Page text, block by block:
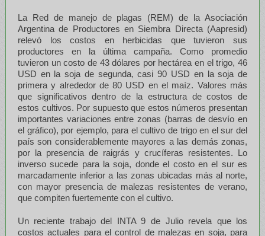
La Red de manejo de plagas (REM) de la Asociación
Argentina de Productores en Siembra Directa (Aapresid)
relevó los costos en herbicidas que tuvieron sus
productores en la última campaña. Como promedio
tuvieron un costo de 43 dólares por hectárea en el trigo, 46
USD en la soja de segunda, casi 90 USD en la soja de
primera y alrededor de 80 USD en el maíz. Valores más
que significativos dentro de la estructura de costos de
estos cultivos. Por supuesto que estos números presentan
importantes variaciones entre zonas (barras de desvío en
el gráfico), por ejemplo, para el cultivo de trigo en el sur del
país son considerablemente mayores a las demás zonas,
por la presencia de raigrás y crucíferas resistentes. Lo
inverso sucede para la soja, donde el costo en el sur es
marcadamente inferior a las zonas ubicadas más al norte,
con mayor presencia de malezas resistentes de verano,
que compiten fuertemente con el cultivo.
Un reciente trabajo del INTA 9 de Julio revela que los
costos actuales para el control de malezas en soja, para